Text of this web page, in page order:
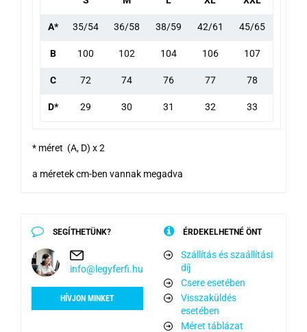
A* 35/54 36/58 38/59 42/61 45/65
B 100 102 104 106 107
C 72 74 76 77 78
D* 29 30 31 32 33
* méret (A, D) x 2
a méretek cm-ben vannak megadva
SEGÍTHETÜNK?
info@legyferfi.hu
HÍVJON MINKET
ÉRDEKELHETNÉ ÖNT
Szállítás és szaállítási
díj
Csere esetében
Visszaküldés
esetében
Méret táblázat